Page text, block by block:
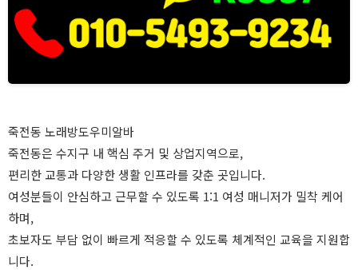
죽전동 노래방도우미알바
죽전동은 수지구 내 핵심 주거 및 상업지역으로,
편리한 교통과 다양한 생활 인프라를 갖춘 곳입니다.
여성분들이 안심하고 근무할 수 있도록 1:1 여성 매니저가 밀착 케어
하며,
초보자도 부담 없이 빠르게 적응할 수 있도록 체계적인 교육을 지원합
니다.